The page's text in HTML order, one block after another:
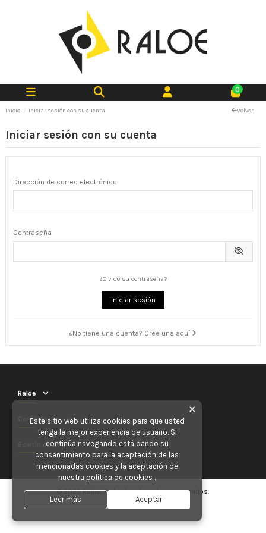
0
Inicio Iniciar sesión con su cuenta Volver
Iniciar sesión con su cuenta
Dirección de correo electrónico
Contraseña
¿Olvidó su contraseña?
Iniciar sesión
¿No tiene una cuenta? Cree una aquí
Raloe
Contáctenos
Boletín de noticias
© 2025 Raloe. Todos los derechos reservados.
✕
Este sitio web utiliza cookies para que usted
tenga la mejor experiencia de usuario. Si
continúa navegando está dando su
consentimiento para la aceptación de las
mencionadas cookies y la aceptación de
nuestra política de cookies .
Leer más Aceptar